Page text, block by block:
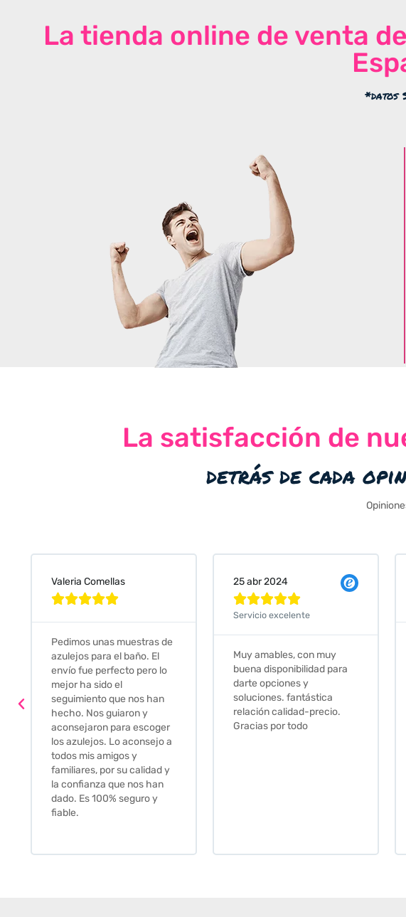
La tienda online de venta
*datos
La satisfacción de
detrás de cada
Valeria Comellas

Pedimos unas muestras de
azulejos para el baño. El
envío fue perfecto pero lo
mejor ha sido el
seguimiento que nos han
hecho. Nos guiaron y
aconsejaron para escoger
los azulejos. Lo aconsejo a
todos mis amigos y
familiares, por su calidad y
la confianza que nos han
dado. Es 100% seguro y
fiable.
25 abr 2024

Servicio excelente
Muy amables, con muy
buena disponibilidad para
darte opciones y
soluciones. fantástica
relación calidad-precio.
Gracias por todo